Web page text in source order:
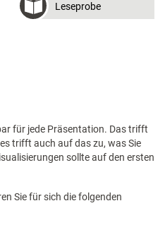
Leseprobe
für jede Präsentation. Das trifft
trifft auch auf das zu, was Sie
sollte auf den ersten
Sie für sich die folgenden